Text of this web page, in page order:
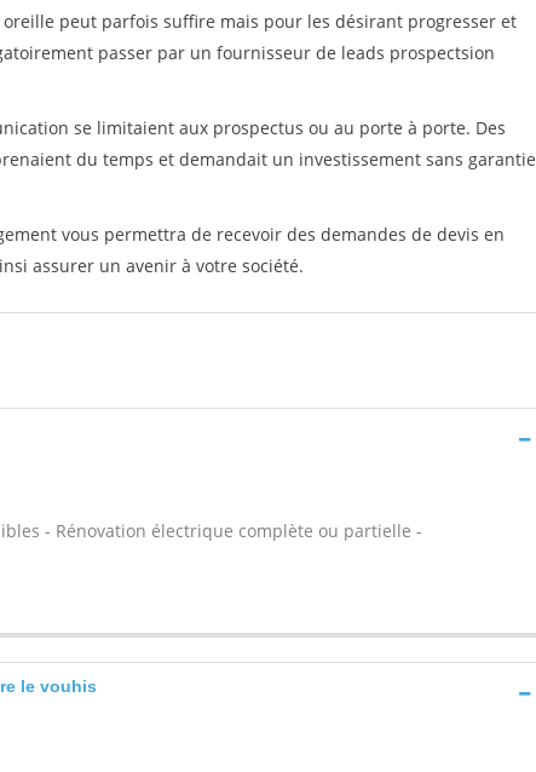
peut parfois suffire mais pour les désirant progresser et
passer par un fournisseur de leads prospectsion
se limitaient aux prospectus ou au porte à porte. Des
du temps et demandait un investissement sans garantie
vous permettra de recevoir des demandes de devis en
assurer un avenir à votre société.
- Rénovation électrique complète ou partielle -
le vouhis